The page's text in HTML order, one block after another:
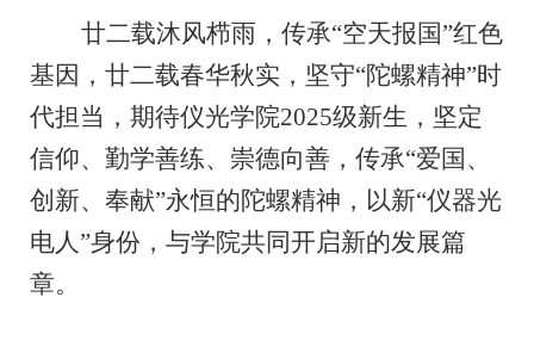
廿二载沐风栉雨，传承“空天报国”红色
基因 ， 廿二载春华秋实，坚守“陀螺精神”时
代担当 ， 期待仪光学院2025级新生 ， 坚定
信仰、勤学善练、崇德向善 ， 传承“爱国、
创新、奉献”永恒的陀螺精神 ， 以新“仪器光
电人”身份 ， 与学院共同开启新的发展篇
章。